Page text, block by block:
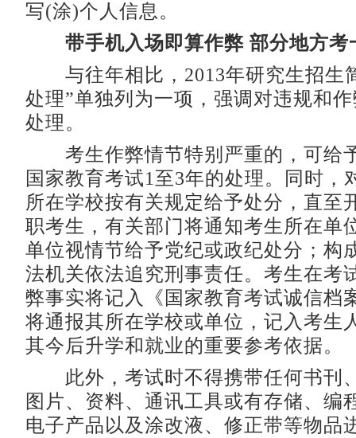
写(涂)个人信息。
带手机入场即算作弊 部分地方考
与往年相比，2013年研究生招生
处理”单独列为一项，强调对违规和
处理。
考生作弊情节特别严重的，可给
国家教育考试1至3年的处理。同时，
所在学校按有关规定给予处分，直至
职考生，有关部门将通知考生所在单
单位视情节给予党纪或政纪处分；构
法机关依法追究刑事责任。考生在考
弊事实将记入《国家教育考试诚信档
将通报其所在学校或单位，记入考生
其今后升学和就业的重要参考依据。
此外，考试时不得携带任何书刊
图片、资料、通讯工具或有存储、编
电子产品以及涂改液、修正带等物品